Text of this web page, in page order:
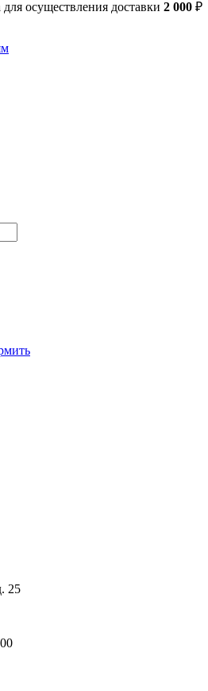
для осуществления доставки 2 000 ₽
25